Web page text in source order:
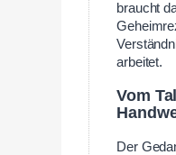
braucht
arbeitet.
Vom
Der